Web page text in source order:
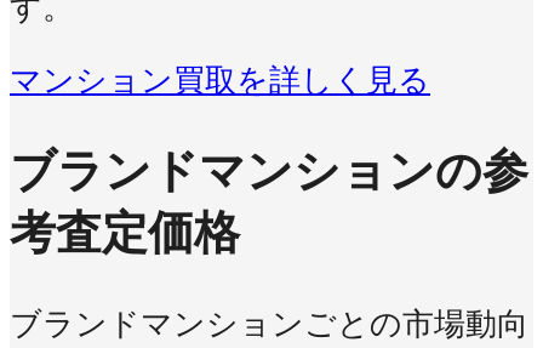
す。
マンション買取を詳しく見る
ブランドマンションの参
考査定価格
ブランドマンションごとの市場動向